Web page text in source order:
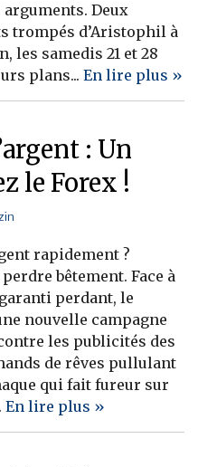
Deux
trompés d’Aristophil à
les samedis 21 et 28
plans... En lire plus »
: Un
le Forex !
rapidement ?
bêtement. Face à
perdant, le
nouvelle campagne
les publicités des
de rêves pullulant
qui fait fureur sur
En lire plus »